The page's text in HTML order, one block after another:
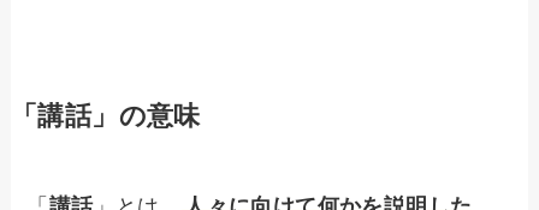
「講話」の意味